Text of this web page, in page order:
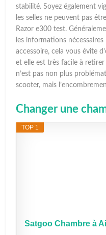
stabilité. Soyez également
les selles ne peuvent pas
Razor e300 test.
les informations
accessoire, cela vous évite
et elle est très facile à
n’est pas non plus
scooter, mais
Changer une
TOP 1
Satgoo Chambre à